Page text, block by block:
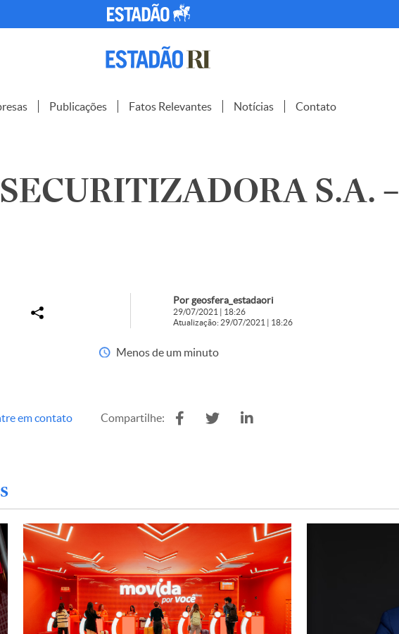
Publicações Fatos Relevantes Notícias Contato
S.A. –
Por geosfera_estadaori
29/07/2021 | 18:26
Atualização: 29/07/2021 | 18:26
Menos de um minuto
em contato Compartilhe: